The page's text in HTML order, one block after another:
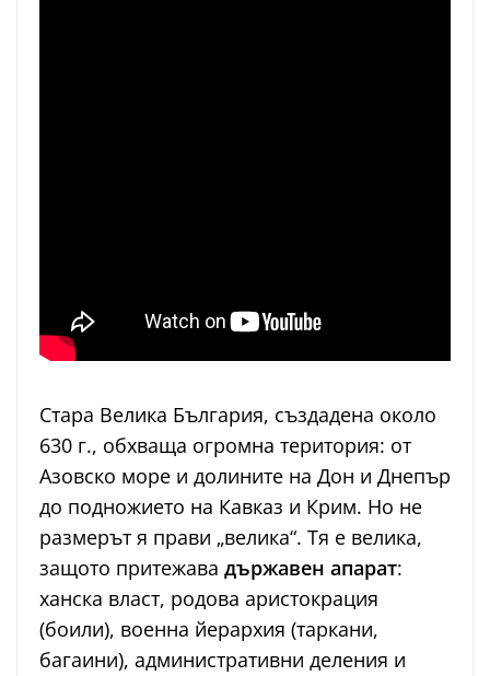
Стара Велика България, създадена около
630 г., обхваща огромна територия: от
Азовско море и долините на Дон и Днепър
до подножието на Кавказ и Крим. Но не
размерът я прави „велика“. Тя е велика,
защото притежава държавен апарат:
ханска власт, родова аристокрация
(боили), военна йерархия (таркани,
багаини), административни деления и